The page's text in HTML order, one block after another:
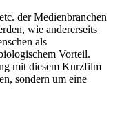
der Medienbranchen
wie andererseits
als
Vorteil.
mit diesem Kurzfilm
sondern um eine